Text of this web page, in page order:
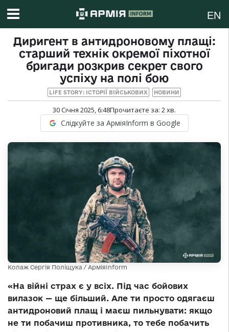
EN
Диригент в антидроновому плащі:
старший технік окремої піхотної
бригади розкрив секрет свого
успіху на полі бою
LIFE STORY: ІСТОРІЇ ВІЙСЬКОВИХ НОВИНИ
30 Січня 2025, 6:48Прочитаєте за: 2хв.
Слідкуйте за АрміяInform в Google
Колаж Сергія Поліщука / АрміяInform
«На війні страх є у всіх. Під час бойових
вилазок — ще більший. Але ти просто одягаєш
антидроновий плащ і маєш пильнувати: якщо
не ти побачиш противника, то тебе побачить